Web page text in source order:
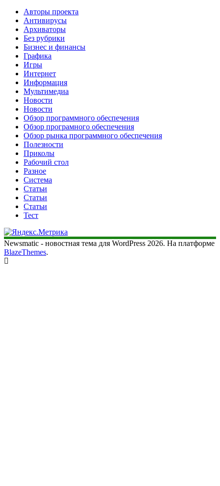
Авторы проекта
Антивирусы
Архиваторы
Без рубрики
Бизнес и финансы
Графика
Игры
Интернет
Информация
Мультимедиа
Новости
Новости
Обзор программного обеспечения
Обзор програмного обеспечения
Обзор рынка программного обеспечения
Полезности
Приколы
Рабочий стол
Разное
Система
Статьи
Статьи
Статьи
Тест
Newsmatic - новостная тема для WordPress 2026. На платформе
BlazeThemes.